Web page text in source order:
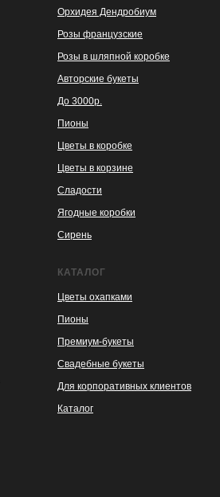
Орхидея Дендробиум
Розы французские
Розы в шляпной коробке
Авторские букеты
До 3000р.
Пионы
Цветы в коробке
Цветы в корзине
Сладости
Ягодные коробки
Сирень
КАТАЛОГ
Цветы охапками
Пионы
Премиум-букеты
Свадебные букеты
Для корпоративных клиентов
Каталог